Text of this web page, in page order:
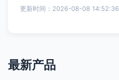
更新时间：2026-08-08 14:52:36
最新产品